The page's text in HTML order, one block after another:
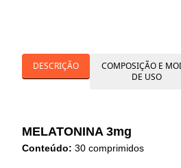
COMPOSIÇÃO E
DE USO
DESCRIÇÃO
MELATONINA 3mg
Conteúdo: 30 comprimidos